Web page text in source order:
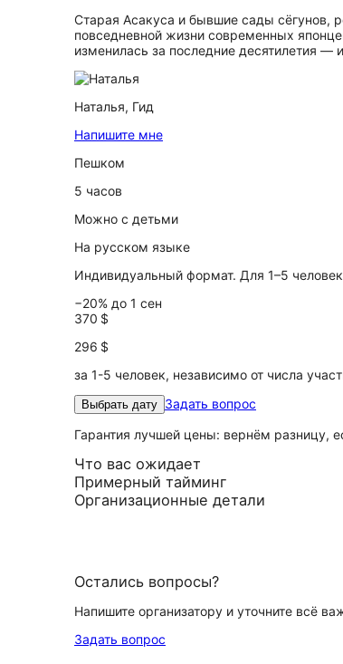
Старая Асакуса и бывшие сады сёгунов,
повседневной жизни современных
изменилась за последние десятилетия —
Наталья, Гид
Напишите мне
Пешком
5 часов
Можно с детьми
На русском языке
Индивидуальный формат. Для 1–5 человек
−20% до 1 сен
370 $
296 $
за 1-5 человек, независимо от числа
Выбрать дату Задать вопрос
Гарантия лучшей цены: вернём разницу,
Что вас ожидает
Примерный тайминг
Организационные детали
Остались вопросы?
Напишите организатору и уточните всё
Задать вопрос